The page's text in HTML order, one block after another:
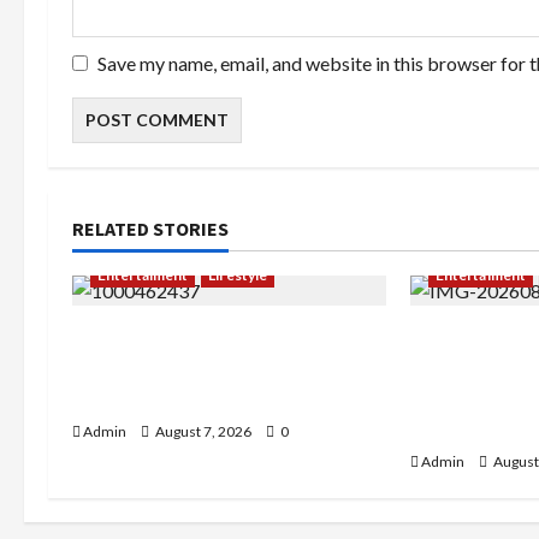
Save my name, email, and website in this browser for
RELATED STORIES
Entertaiment Lifestyle
Admin August 7, 2026 0
Entertaiment
Admin